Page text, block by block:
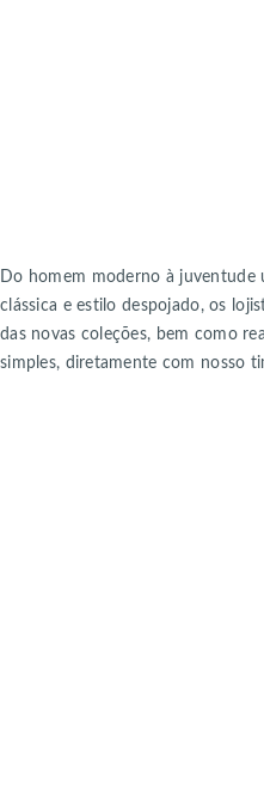
Do homem moderno à juventude
clássica e estilo despojado, os
das novas coleções, bem como
simples, diretamente com nosso